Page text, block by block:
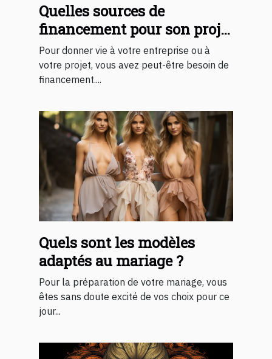
Quelles sources de
financement pour son projet
?
Pour donner vie à votre entreprise ou à
votre projet, vous avez peut-être besoin de
financement....
Quels sont les modèles
adaptés au mariage ?
Pour la préparation de votre mariage, vous
êtes sans doute excité de vos choix pour ce
jour...